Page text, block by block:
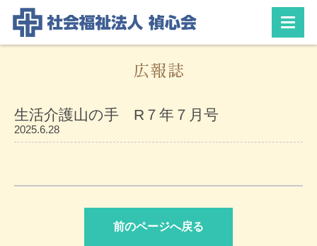
広報誌
生活介護山の手 R７年７月号
2025.6.28
前のページへ戻る